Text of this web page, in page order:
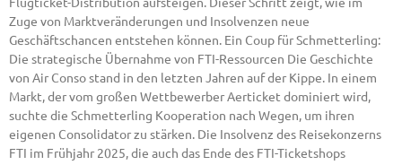
Zuge von Marktveränderungen und Insolvenzen neue
Geschäftschancen entstehen können. Ein Coup für Schmetterling:
Die strategische Übernahme von FTI-Ressourcen Die Geschichte
von Air Conso stand in den letzten Jahren auf der Kippe. In einem
Markt, der vom großen Wettbewerber Aerticket dominiert wird,
suchte die Schmetterling Kooperation nach Wegen, um ihren
eigenen Consolidator zu stärken. Die Insolvenz des Reisekonzerns
FTI im Frühjahr 2025, die auch das Ende des FTI-Ticketshops